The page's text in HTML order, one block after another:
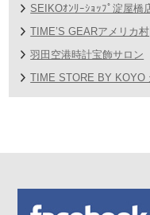
SEIKOｵﾝﾘｰｼｮｯﾌﾟ淀屋橋
TIME’S GEARアメリカ村
羽田空港時計宝飾サロン
TIME STORE BY KOYO